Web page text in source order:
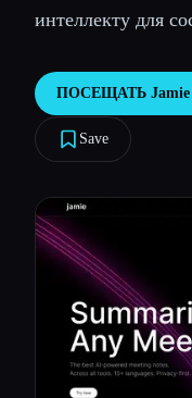
🎓Студенты
Блог
Сравнить
Все категории
О нас
интеллекту для
ПОСЕЩАТЬ Jamie
Save